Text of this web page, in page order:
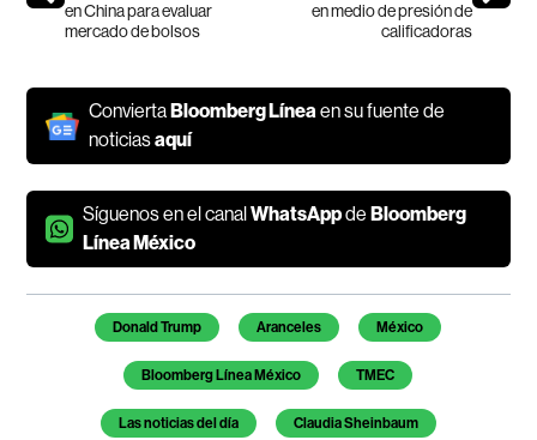
en China para evaluar
mercado de bolsos
en medio de presión de
calificadoras
Convierta Bloomberg Líneaen su fuente de
noticiasaquí
Síguenos en el canalWhatsAppde Bloomberg
Línea México
Temas de este artículo
Donald Trump Aranceles México
Bloomberg Línea México TMEC
Las noticias del día Claudia Sheinbaum